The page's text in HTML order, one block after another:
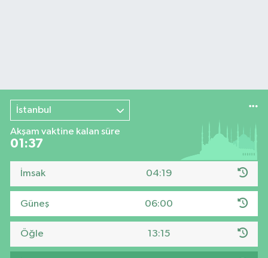
İstanbul
Akşam vaktine kalan süre
01:37
İmsak 04:19
Güneş 06:00
Öğle 13:15